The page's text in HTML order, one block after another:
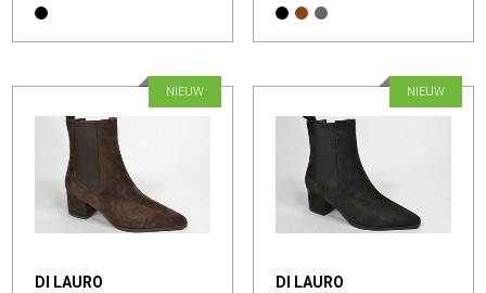
DI LAURO
NIEUW
DI LAURO
NIEUW